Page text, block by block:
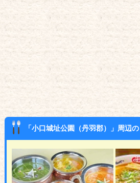
「小口城址公園（丹羽郡）」周辺の